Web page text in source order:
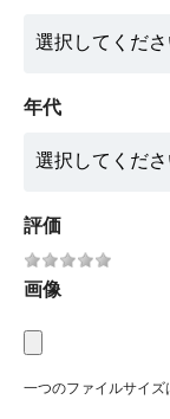
年代
評価
画像
一つのファイルサイズ